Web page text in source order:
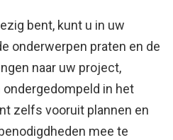
bent, kunt u in uw
onderwerpen praten en de
naar uw project,
in het
zelfs vooruit plannen en
mee te